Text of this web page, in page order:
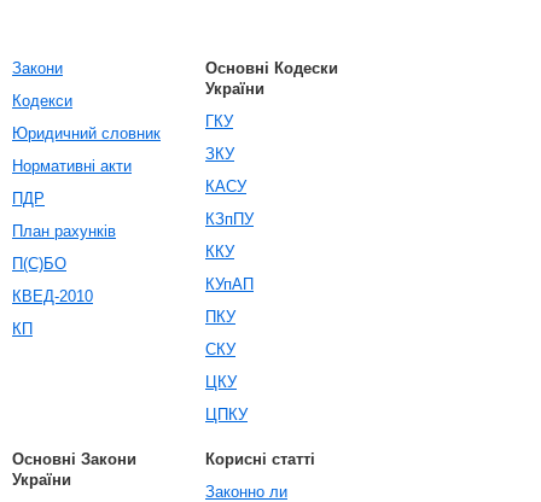
Закони
Кодекси
Юридичний словник
Нормативні акти
ПДР
План рахунків
П(С)БО
КВЕД-2010
КП
Основні Кодески
України
ГКУ
ЗКУ
КАСУ
КЗпПУ
ККУ
КУпАП
ПКУ
СКУ
ЦКУ
ЦПКУ
Основні Закони
України
Корисні статті
Законно ли